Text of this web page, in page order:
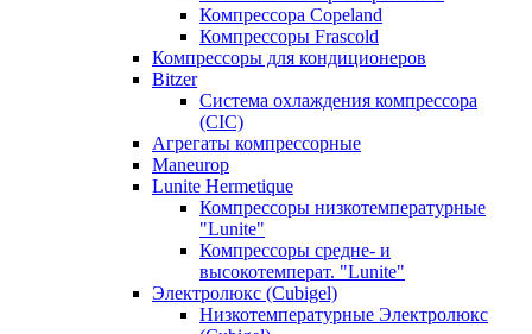
Компрессора Copeland
Компрессоры Frascold
Компрессоры для кондиционеров
Bitzer
Система охлаждения компрессора
(CIC)
Агрегаты компрессорные
Maneurop
Lunite Hermetique
Компрессоры низкотемпературные
"Lunite"
Компрессоры средне- и
высокотемперат. "Lunite"
Электролюкс (Cubigel)
Низкотемпературные Электролюкс